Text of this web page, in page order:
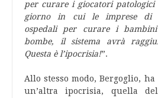
per curare i giocatori patologici
giorno in cui le imprese di
ospedali per curare i
bombe, il sistema avrà
Questa è l’ipocrisia!”.
Allo stesso modo, Bergoglio,
un’altra ipocrisia, quella